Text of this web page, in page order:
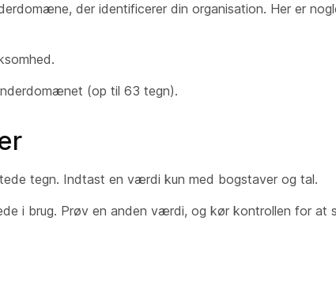
der identificerer din organisation. Her er
(op til 63 tegn).
tegn. Indtast en værdi kun med bogstaver og tal.
i brug. Prøv en anden værdi, og kør kontrollen for at